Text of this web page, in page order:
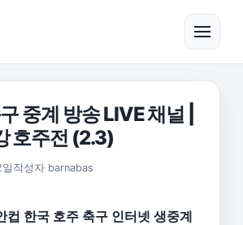
메뉴
중계 방송 LIVE 채널 |
호주전 (2.3)
2026년 8월 1일
작성자 barnabas
한국 호주 축구 인터넷 생중계